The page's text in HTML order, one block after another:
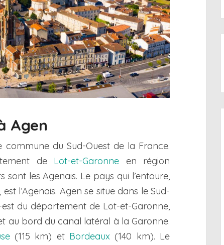
Agen
du Sud-Ouest de la France.
de Lot-et-Garonne en région
sont les Agenais. Le pays qui l’entoure,
l’Agenais. Agen se situe dans le Sud-
est du département de Lot-et-Garonne,
au bord du canal latéral à la Garonne.
(115 km) et Bordeaux (140 km). Le